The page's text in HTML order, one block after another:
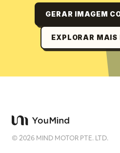
GERAR IMAGEM
EXPLORAR MAIS
©2026 MIND MOTOR PTE. LTD.